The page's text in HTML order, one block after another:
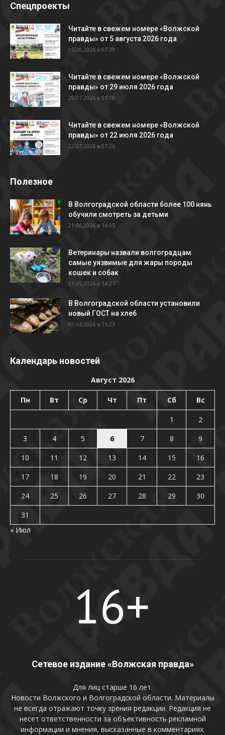
Спецпроекты
Читайте в свежем номере «Волжской
правды» от 5 августа 2026 года
05.08.2026 в 07:39
Читайте в свежем номере «Волжской
правды» от 29 июля 2026 года
29.07.2026 в 07:18
Читайте в свежем номере «Волжской
правды» от 22 июля 2026 года
22.07.2026 в 07:26
Полезное
В Волгоградской области более 100 нянь
обучили смотреть за детьми
21.06.2026 в 14:05
Ветеринары назвали волгоградцам
самые уязвимые для жары породы
кошек и собак
21.05.2026 в 14:27
В Волгоградской области установили
новый ГОСТ на хлеб
01.04.2026 в 16:23
Календарь новостей
Август 2026
Пн Вт Ср Чт Пт Сб Вс
1
2
3
4 5 6 7 8
9
10
11 12 13 14 15
16
17
18 19 20 21 22
23
24
25 26 27 28 29
30
31
« Июл
Сетевое издание «Волжская правда»
Для лиц старше 16 лет.
Новости Волжского и Волгоградской области. Материалы
не всегда отражают точку зрения редакции. Редакция не
несет ответственности за объективность рекламной
информации и мнения, высказанные в комментариях.